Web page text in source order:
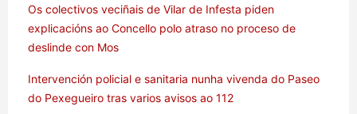
Os colectivos veciñais de Vilar de Infesta piden
explicacións ao Concello polo atraso no proceso de
deslinde con Mos
Intervención policial e sanitaria nunha vivenda do Paseo
do Pexegueiro tras varios avisos ao 112